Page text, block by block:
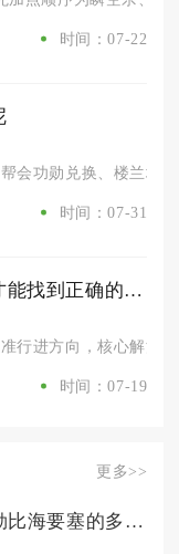
时间：07-22
会功勋兑换、楼兰地
时间：07-31
口袋妖怪火红希鲁夫大楼要怎样才能找到正确的方向
行进方向，核心解法
时间：07-19
更多>>
二战风云2加勒比海要塞的多人模式如何玩